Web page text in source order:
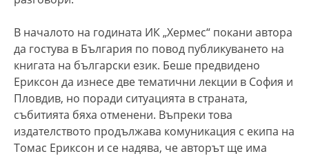
В началото на годината ИК „Хермес“ покани автора
да гостува в България по повод публикуването на
книгата на български език. Беше предвидено
Ериксон да изнесе две тематични лекции в София и
Пловдив, но поради ситуацията в страната,
събитията бяха отменени. Въпреки това
издателството продължава комуникация с екипа на
Томас Ериксон и се надява, че авторът ще има